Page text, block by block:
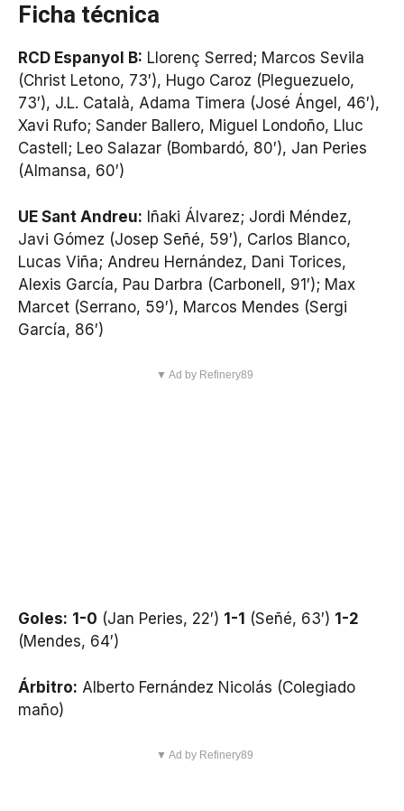
Ficha técnica
RCD Espanyol B: Llorenç Serred; Marcos Sevila
(Christ Letono, 73′), Hugo Caroz (Pleguezuelo,
73′), J.L. Català, Adama Timera (José Ángel, 46′),
Xavi Rufo; Sander Ballero, Miguel Londoño, Lluc
Castell; Leo Salazar (Bombardó, 80′), Jan Peries
(Almansa, 60′)
UE Sant Andreu: Iñaki Álvarez; Jordi Méndez,
Javi Gómez (Josep Señé, 59′), Carlos Blanco,
Lucas Viña; Andreu Hernández, Dani Torices,
Alexis García, Pau Darbra (Carbonell, 91′); Max
Marcet (Serrano, 59′), Marcos Mendes (Sergi
García, 86′)
▼ Ad by Refinery89
Goles: 1-0 (Jan Peries, 22′) 1-1 (Señé, 63′) 1-2
(Mendes, 64′)
Árbitro: Alberto Fernández Nicolás (Colegiado
maño)
▼ Ad by Refinery89